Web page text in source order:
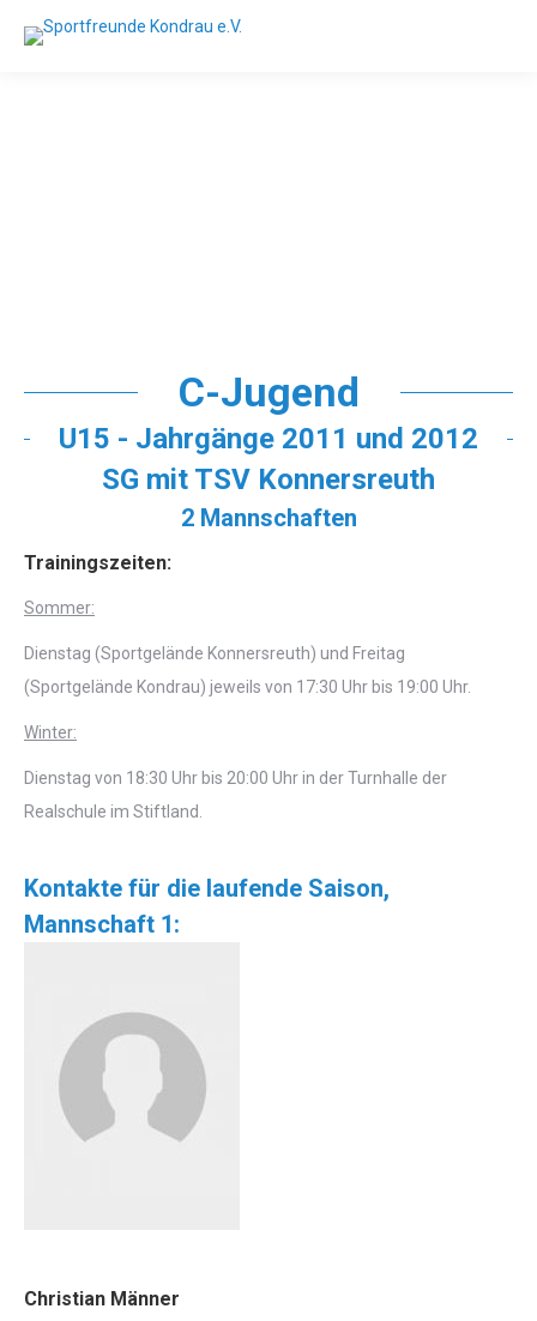
C-Jugend
U15 - Jahrgänge 2011 und 2012
SG mit TSV Konnersreuth
2 Mannschaften
Trainingszeiten:
Sommer:
Dienstag (Sportgelände Konnersreuth) und Freitag
(Sportgelände Kondrau) jeweils von 17:30 Uhr bis 19:00 Uhr.
Winter:
Dienstag von 18:30 Uhr bis 20:00 Uhr in der Turnhalle der
Realschule im Stiftland.
Kontakte für die laufende Saison,
Mannschaft 1:
Christian Männer